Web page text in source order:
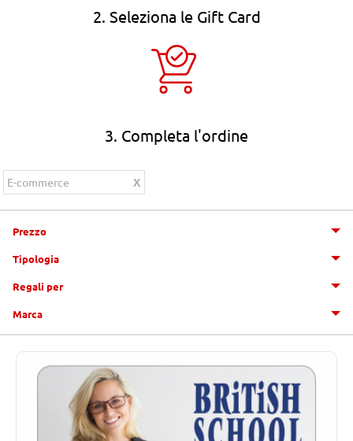
2. Seleziona le Gift Card
3. Completa l'ordine
E-commerce
Prezzo
Tipologia
Regali per
Marca